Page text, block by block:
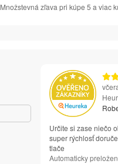
Množstevná zľava pri kúpe 5 a viac
Určite si zase niečo
super rýchlosť
tlače
Automaticky